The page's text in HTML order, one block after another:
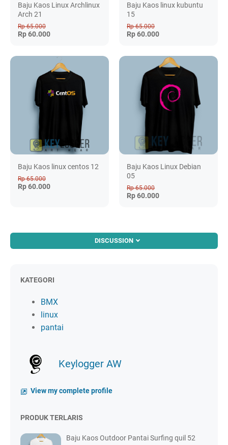
Baju Kaos Linux Archlinux
Arch 21
Rp 65.000
Rp 60.000
Baju Kaos linux kubuntu
15
Rp 65.000
Rp 60.000
Baju Kaos linux centos 12
Rp 65.000
Rp 60.000
Baju Kaos Linux Debian
05
Rp 65.000
Rp 60.000
DISCUSSION
KATEGORI
BMX
linux
pantai
Keylogger AW
View my complete profile
PRODUK TERLARIS
Baju Kaos Outdoor Pantai Surfing quil 52